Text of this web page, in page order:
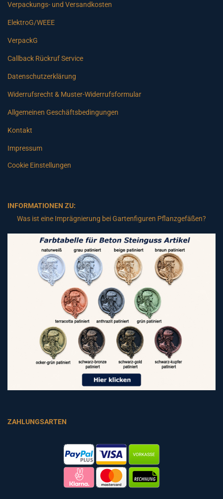
Verpackungs- und Versandkosten
ElektroG/WEEE
VerpackG
Callback Rückruf Service
Datenschutzerklärung
Widerrufsrecht & Muster-Widerrufsformular
Allgemeinen Geschäftsbedingungen
Kontakt
Impressum
Cookie Einstellungen
INFORMATIONEN ZU:
Was ist eine Imprägnierung bei Gartenfiguren Pflanzgefäßen?
ZAHLUNGSARTEN